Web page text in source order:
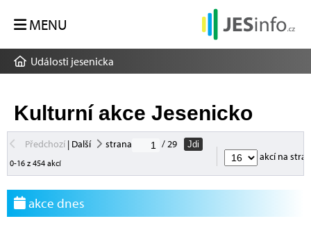
MENU
Události jesenicka
Kulturní akce Jesenicko
Předchozí| Další strana / 29
Jdi
0-16 z 454 akcí
akcí na
akce dnes